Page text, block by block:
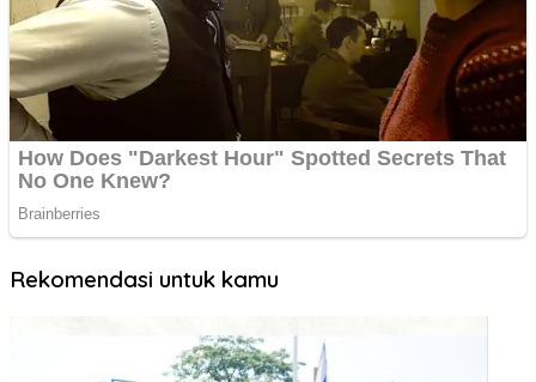
Rekomendasi untuk kamu